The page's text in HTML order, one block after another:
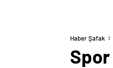
Haber Şafak
Spor